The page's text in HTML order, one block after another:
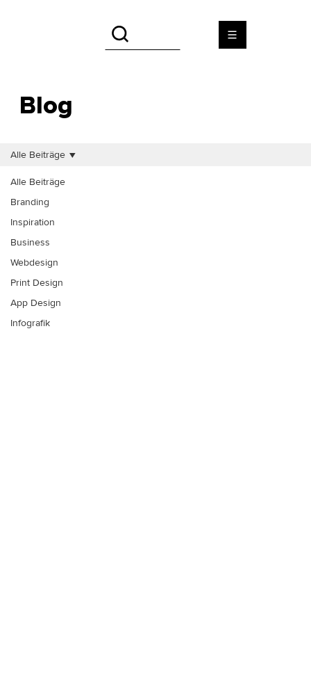
Blog
Alle Beiträge
Branding
Inspiration
Business
Webdesign
Print Design
App Design
Infografik
Alle Beiträge